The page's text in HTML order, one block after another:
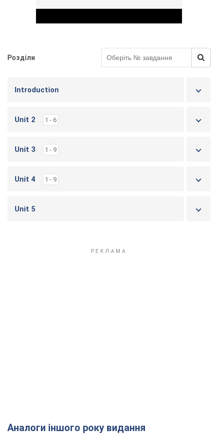
Розділи
Introduction
Unit 2 1 - 6
Unit 3 1 - 9
Unit 4 1 - 9
Unit 5
Аналоги іншого року видання